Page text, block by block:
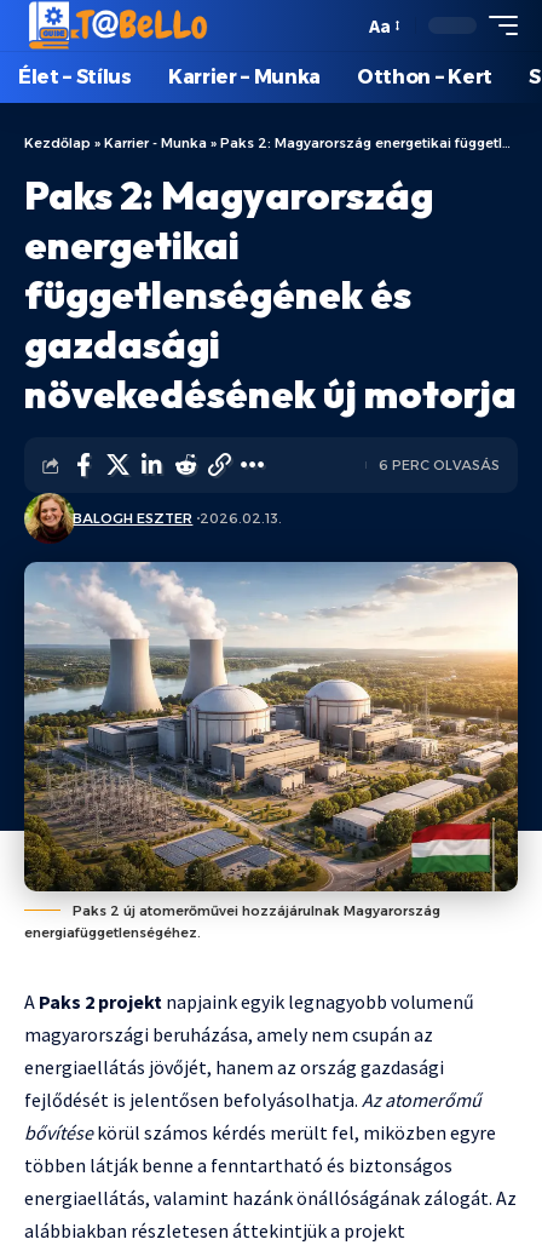
Aa
Élet – Stílus Karrier – Munka Otthon – Kert
Kezdőlap » Karrier - Munka » Paks 2: Magyarország energetikai függetlenségének és gazdasági növekedésének új motorja
Paks 2: Magyarország
energetikai
függetlenségének és
gazdasági
növekedésének új motorja
BALOGH ESZTER 2026.02.13.
6 PERC OLVASÁS
Paks 2 új atomerőművei hozzájárulnak Magyarország
energiafüggetlenségéhez.
A Paks 2 projekt napjaink egyik legnagyobb volumenű
magyarországi beruházása, amely nem csupán az
energiaellátás jövőjét, hanem az ország gazdasági
fejlődését is jelentősen befolyásolhatja. Az atomerőmű
bővítésekörül számos kérdés merült fel, miközben egyre
többen látják benne a fenntartható és biztonságos
energiaellátás, valamint hazánk önállóságának zálogát. Az
alábbiakban részletesen áttekintjük a projekt